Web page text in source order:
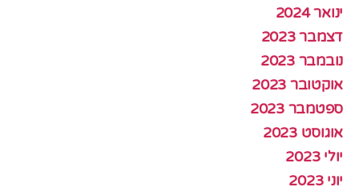
ינואר 2024
דצמבר 2023
נובמבר 2023
אוקטובר 2023
ספטמבר 2023
אוגוסט 2023
יולי 2023
יוני 2023